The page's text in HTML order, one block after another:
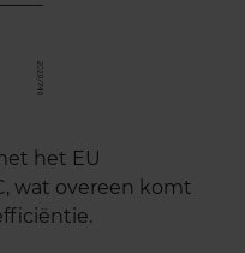
het EU
wat overeen komt